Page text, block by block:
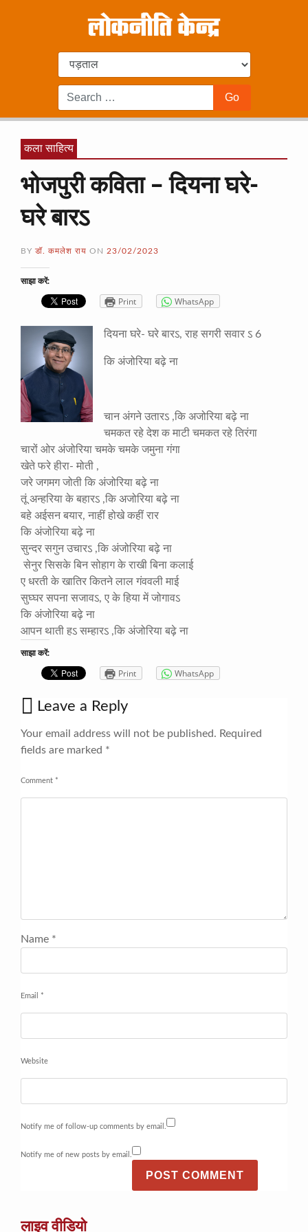
कला साहित्य
भोजपुरी कविता – दियना घरे-
घरे बारऽ
BY डॉ. कमलेश राय ON 23/02/2023
साझा करें:
Print WhatsApp
दियना घरे- घरे बारऽ, राह सगरी सवार ऽ 6
कि अंजोरिया बढ़े ना
चान अंगने उतारऽ ,कि अजोरिया बढ़े ना
चमकत रहे देश क माटी चमकत रहे तिरंगा
चारों ओर अंजोरिया चमके चमके जमुना गंगा
खेते फरे हीरा- मोती ,
जरे जगमग जोती कि अंजोरिया बढ़े ना
तूं अन्हरिया के बहारऽ ,कि अजोरिया बढ़े ना
बहे अईसन बयार, नाहीं होखे कहीं रार
कि अंजोरिया बढ़े ना
सुन्दर सगुन उचारऽ ,कि अंजोरिया बढ़े ना
सेनुर सिसके बिन सोहाग के राखी बिना कलाई
ए धरती के खातिर कितने लाल गंववली माई
सुघ्घर सपना सजावऽ, ए के हिया में जोगावऽ
कि अंजोरिया बढ़े ना
आपन थाती हऽ सम्हारऽ ,कि अंजोरिया बढ़े ना
साझा करें:
Print WhatsApp
Leave a Reply
Your email address will not be published. Required
fields are marked *
Comment *
Name *
Email *
Website
Notify me of follow-up comments by email.
Notify me of new posts by email.
लाइव वीडियो